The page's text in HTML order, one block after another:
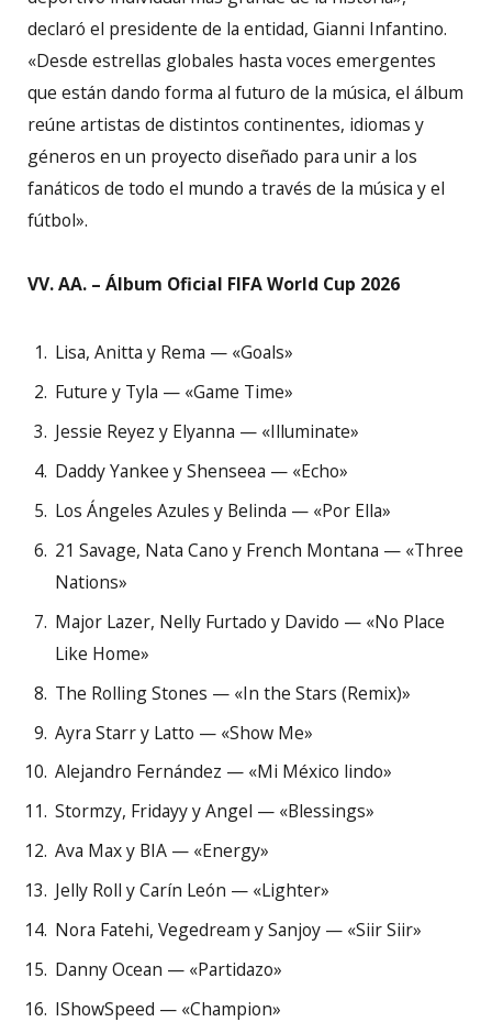
declaró el presidente de la entidad, Gianni Infantino.
«Desde estrellas globales hasta voces emergentes
que están dando forma al futuro de la música, el álbum
reúne artistas de distintos continentes, idiomas y
géneros en un proyecto diseñado para unir a los
fanáticos de todo el mundo a través de la música y el
fútbol».
VV. AA. – Álbum Oficial FIFA World Cup 2026
Lisa, Anitta y Rema — «Goals»
Future y Tyla — «Game Time»
Jessie Reyez y Elyanna — «Illuminate»
Daddy Yankee y Shenseea — «Echo»
Los Ángeles Azules y Belinda — «Por Ella»
21 Savage, Nata Cano y French Montana — «Three
Nations»
Major Lazer, Nelly Furtado y Davido — «No Place
Like Home»
The Rolling Stones — «In the Stars (Remix)»
Ayra Starr y Latto — «Show Me»
Alejandro Fernández — «Mi México lindo»
Stormzy, Fridayy y Angel — «Blessings»
Ava Max y BIA — «Energy»
Jelly Roll y Carín León — «Lighter»
Nora Fatehi, Vegedream y Sanjoy — «Siir Siir»
Danny Ocean — «Partidazo»
IShowSpeed — «Champion»